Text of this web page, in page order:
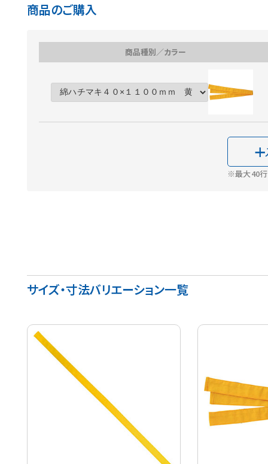
商品のご購入
商品種別／カラー
※最大40行
サイズ・寸法バリエーション一覧